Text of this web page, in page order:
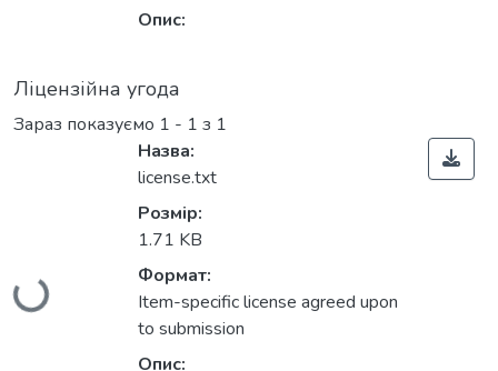
Опис:
Ліцензійна угода
Зараз показуємо 1 - 1 з 1
Вантажиться...
Назва:
license.txt
Розмір:
1.71 KB
Формат:
Item-specific license agreed upon
to submission
Опис: